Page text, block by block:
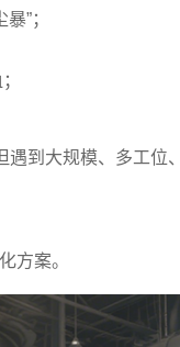
”；
遇到大规模、多工位
方案。